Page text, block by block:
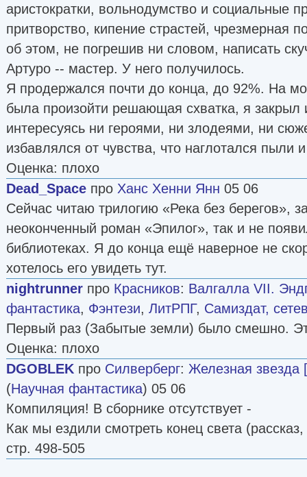
аристократки, вольнодумство и социальные
притворство, кипение страстей, чрезмерная
об этом, не погрешив ни словом, написать
Артуро -- мастер. У него получилось.
Я продержался почти до конца, до 92%. На
была произойти решающая схватка, я закрыл
интересуясь ни героями, ни злодеями, ни
избавлялся от чувства, что наглотался пыли
Оценка: плохо
Dead_Space про Ханс Хенни Янн 05 06
Сейчас читаю трилогию «Река без берегов»,
неоконченный роман «Эпилог», так и не
библиотеках. Я до конца ещё наверное не
хотелось его увидеть тут.
nightrunner про Красников: Валгалла VII.
фантастика, Фэнтези, ЛитРПГ, Самиздат,
Первый раз (Забытые земли) было смешно.
Оценка: плохо
DGOBLEK про Силверберг: Железная звезда
(Научная фантастика) 05 06
Компиляция! В сборнике отсутствует -
Как мы ездили смотреть конец света
стр. 498-505